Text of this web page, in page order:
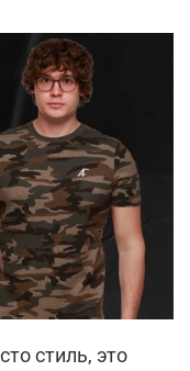
стиль, это